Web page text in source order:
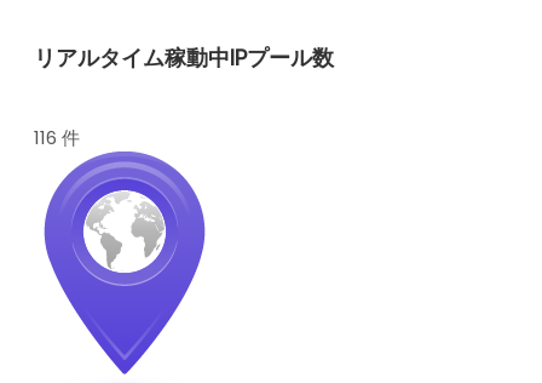
リアルタイム稼動中IPプール数
116 件